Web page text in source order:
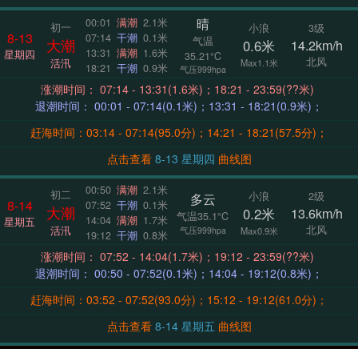
8-13
星期四
初一
大潮
活汛
00:01 满潮 2.1米
07:14 干潮 0.1米
13:31 满潮 1.6米
18:21 干潮 0.9米
晴
气温
35.21°C
气压999hpa
小浪
0.6米
Max1.1米
3级
14.2km/h
北风
涨潮时间： 07:14 - 13:31(1.6米)；18:21 - 23:59(??米)
退潮时间： 00:01 - 07:14(0.1米)；13:31 - 18:21(0.9米)；
赶海时间：03:14 - 07:14(95.0分)；14:21 - 18:21(57.5分)；
点击查看
8-13 星期四 曲线图
8-14
星期五
初二
大潮
活汛
00:50 满潮 2.1米
07:52 干潮 0.1米
14:04 满潮 1.7米
19:12 干潮 0.8米
多云
气温35.1°C
气压999hpa
小浪
0.2米
Max0.9米
2级
13.6km/h
北风
涨潮时间： 07:52 - 14:04(1.7米)；19:12 - 23:59(??米)
退潮时间： 00:50 - 07:52(0.1米)；14:04 - 19:12(0.8米)；
赶海时间：03:52 - 07:52(93.0分)；15:12 - 19:12(61.0分)；
点击查看
8-14 星期五 曲线图